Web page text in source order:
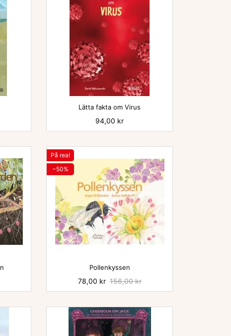

Lätta fakta om Virus
Pris
94,00 kr
På rea!
−50%

Pollenkyssen
Pris
78,00 kr Baspris
156,00 kr